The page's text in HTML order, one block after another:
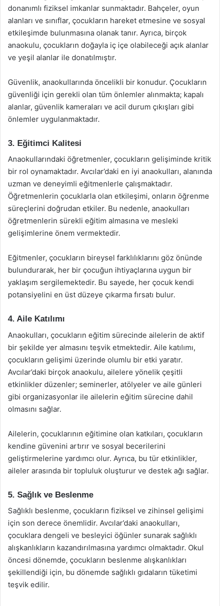
donanımlı fiziksel imkanlar sunmaktadır. Bahçeler, oyun
alanları ve sınıflar, çocukların hareket etmesine ve sosyal
etkileşimde bulunmasına olanak tanır. Ayrıca, birçok
anaokulu, çocukların doğayla iç içe olabileceği açık alanlar
ve yeşil alanlar ile donatılmıştır.
Güvenlik, anaokullarında öncelikli bir konudur. Çocukların
güvenliği için gerekli olan tüm önlemler alınmakta; kapalı
alanlar, güvenlik kameraları ve acil durum çıkışları gibi
önlemler uygulanmaktadır.
3. Eğitimci Kalitesi
Anaokullarındaki öğretmenler, çocukların gelişiminde kritik
bir rol oynamaktadır. Avcılar’daki en iyi anaokulları, alanında
uzman ve deneyimli eğitmenlerle çalışmaktadır.
Öğretmenlerin çocuklarla olan etkileşimi, onların öğrenme
süreçlerini doğrudan etkiler. Bu nedenle, anaokulları
öğretmenlerin sürekli eğitim almasına ve mesleki
gelişimlerine önem vermektedir.
Eğitmenler, çocukların bireysel farklılıklarını göz önünde
bulundurarak, her bir çocuğun ihtiyaçlarına uygun bir
yaklaşım sergilemektedir. Bu sayede, her çocuk kendi
potansiyelini en üst düzeye çıkarma fırsatı bulur.
4. Aile Katılımı
Anaokulları, çocukların eğitim sürecinde ailelerin de aktif
bir şekilde yer almasını teşvik etmektedir. Aile katılımı,
çocukların gelişimi üzerinde olumlu bir etki yaratır.
Avcılar’daki birçok anaokulu, ailelere yönelik çeşitli
etkinlikler düzenler; seminerler, atölyeler ve aile günleri
gibi organizasyonlar ile ailelerin eğitim sürecine dahil
olmasını sağlar.
Ailelerin, çocuklarının eğitimine olan katkıları, çocukların
kendine güvenini artırır ve sosyal becerilerini
geliştirmelerine yardımcı olur. Ayrıca, bu tür etkinlikler,
aileler arasında bir topluluk oluşturur ve destek ağı sağlar.
5. Sağlık ve Beslenme
Sağlıklı beslenme, çocukların fiziksel ve zihinsel gelişimi
için son derece önemlidir. Avcılar’daki anaokulları,
çocuklara dengeli ve besleyici öğünler sunarak sağlıklı
alışkanlıkların kazandırılmasına yardımcı olmaktadır. Okul
öncesi dönemde, çocukların beslenme alışkanlıkları
şekillendiği için, bu dönemde sağlıklı gıdaların tüketimi
teşvik edilir.